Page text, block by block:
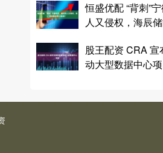
恒盛优配 “背刺”
人又侵权，海辰
股王配资 CRA
动大型数据中心